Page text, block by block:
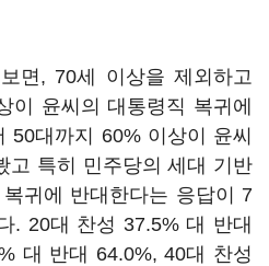
면, 70세 이상을 제외하고
이 윤씨의 대통령직 복귀에
50대까지 60% 이상이 윤씨
고 특히 민주당의 세대 기반
귀에 반대한다는 응답이 7
. 20대 찬성 37.5% 대 반대
대 반대 64.0%, 40대 찬성